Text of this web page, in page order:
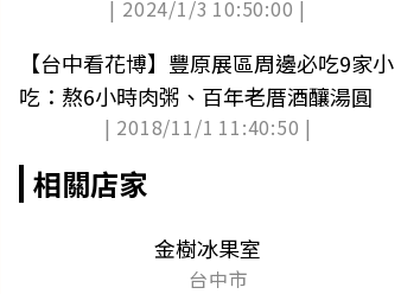
| 2024/1/3 10:50:00 |
【台中看花博】豐原展區周邊必吃9家小
吃：熬6小時肉粥、百年老厝酒釀湯圓
| 2018/11/1 11:40:50 |
相關店家
金樹冰果室
台中市